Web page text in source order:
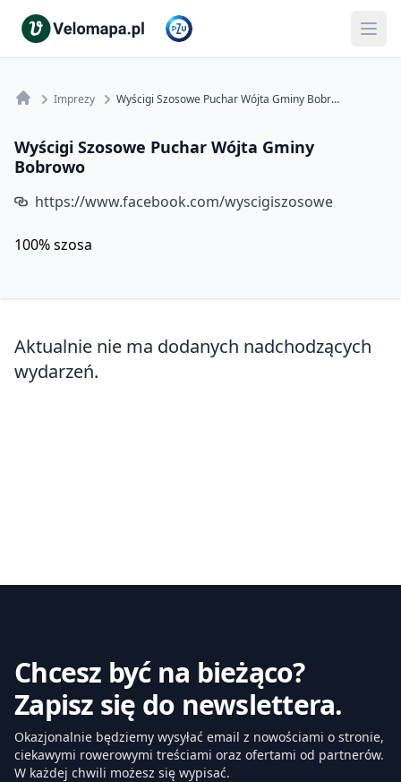
Imprezy Wyścigi Szosowe Puchar Wójta Gminy Bobrowo
Wyścigi Szosowe Puchar Wójta Gminy
Bobrowo
https://www.facebook.com/wyscigiszosowe
100% szosa
Aktualnie nie ma dodanych nadchodzących
wydarzeń.
Chcesz być na bieżąco?
Zapisz się do newslettera.
Okazjonalnie będziemy wysyłać email z nowościami o stronie,
ciekawymi rowerowymi treściami oraz ofertami od partnerów.
W każdej chwili możesz się wypisać.